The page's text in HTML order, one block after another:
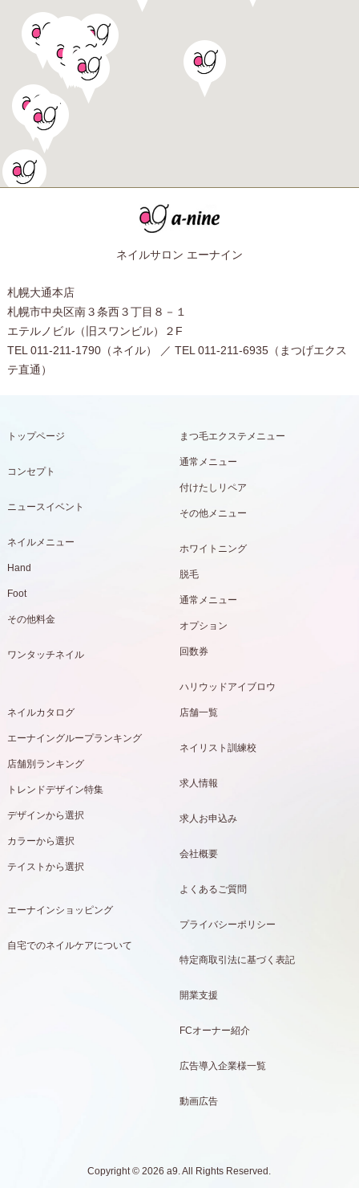
ネイルサロン エーナイン
札幌大通本店
札幌市中央区南３条西３丁目８－１
エテルノビル（旧スワンビル）２F
TEL 011-211-1790（ネイル） ／ TEL 011-211-6935（まつげエクス
テ直通）
トップページ
コンセプト
ニュースイベント
ネイルメニュー
Hand
Foot
その他料金
ワンタッチネイル
まつ毛エクステメニュー
通常メニュー
付けたしリペア
その他メニュー
ホワイトニング
脱毛
通常メニュー
オプション
回数券
ハリウッドアイブロウ
ネイルカタログ
エーナイングループランキング
店舗別ランキング
トレンドデザイン特集
デザインから選択
カラーから選択
テイストから選択
エーナインショッピング
自宅でのネイルケアについて
店舗一覧
ネイリスト訓練校
求人情報
求人お申込み
会社概要
よくあるご質問
プライバシーポリシー
特定商取引法に基づく表記
開業支援
FCオーナー紹介
広告導入企業様一覧
動画広告
Copyright © 2026 a9. All Rights Reserved.